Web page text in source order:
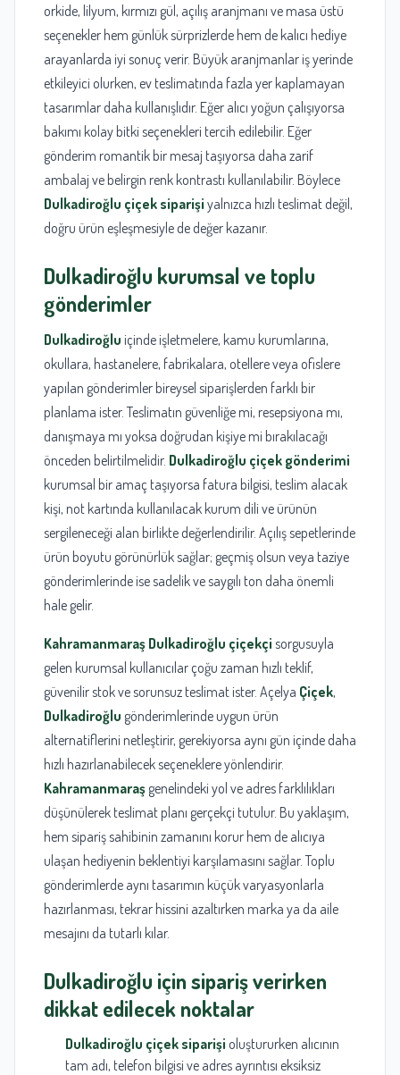
orkide, lilyum, kırmızı gül, açılış aranjmanı ve masa üstü
seçenekler hem günlük sürprizlerde hem de kalıcı hediye
arayanlarda iyi sonuç verir. Büyük aranjmanlar iş yerinde
etkileyici olurken, ev teslimatında fazla yer kaplamayan
tasarımlar daha kullanışlıdır. Eğer alıcı yoğun çalışıyorsa
bakımı kolay bitki seçenekleri tercih edilebilir. Eğer
gönderim romantik bir mesaj taşıyorsa daha zarif
ambalaj ve belirgin renk kontrastı kullanılabilir. Böylece
Dulkadiroğlu çiçek siparişi yalnızca hızlı teslimat değil,
doğru ürün eşleşmesiyle de değer kazanır.
Dulkadiroğlu kurumsal ve toplu
gönderimler
Dulkadiroğlu içinde işletmelere, kamu kurumlarına,
okullara, hastanelere, fabrikalara, otellere veya ofislere
yapılan gönderimler bireysel siparişlerden farklı bir
planlama ister. Teslimatın güvenliğe mi, resepsiyona mı,
danışmaya mı yoksa doğrudan kişiye mi bırakılacağı
önceden belirtilmelidir. Dulkadiroğlu çiçek gönderimi
kurumsal bir amaç taşıyorsa fatura bilgisi, teslim alacak
kişi, not kartında kullanılacak kurum dili ve ürünün
sergileneceği alan birlikte değerlendirilir. Açılış sepetlerinde
ürün boyutu görünürlük sağlar; geçmiş olsun veya taziye
gönderimlerinde ise sadelik ve saygılı ton daha önemli
hale gelir.
Kahramanmaraş Dulkadiroğlu çiçekçi sorgusuyla
gelen kurumsal kullanıcılar çoğu zaman hızlı teklif,
güvenilir stok ve sorunsuz teslimat ister. Açelya Çiçek,
Dulkadiroğlu gönderimlerinde uygun ürün
alternatiflerini netleştirir, gerekiyorsa aynı gün içinde daha
hızlı hazırlanabilecek seçeneklere yönlendirir.
Kahramanmaraş genelindeki yol ve adres farklılıkları
düşünülerek teslimat planı gerçekçi tutulur. Bu yaklaşım,
hem sipariş sahibinin zamanını korur hem de alıcıya
ulaşan hediyenin beklentiyi karşılamasını sağlar. Toplu
gönderimlerde aynı tasarımın küçük varyasyonlarla
hazırlanması, tekrar hissini azaltırken marka ya da aile
mesajını da tutarlı kılar.
Dulkadiroğlu için sipariş verirken
dikkat edilecek noktalar
Dulkadiroğlu çiçek siparişi oluştururken alıcının
tam adı, telefon bilgisi ve adres ayrıntısı eksiksiz